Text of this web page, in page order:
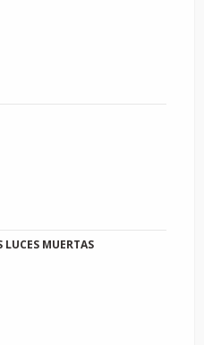
LUCES MUERTAS